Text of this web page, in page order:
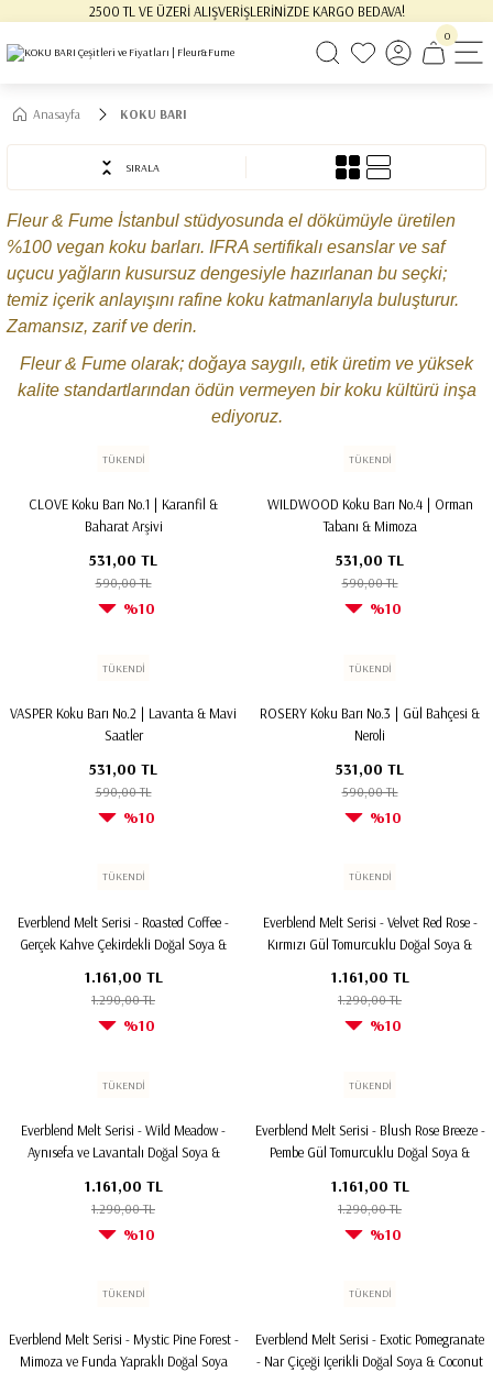
2500 TL VE ÜZERİ ALIŞVERİŞLERİNİZDE KARGO BEDAVA!
0
Anasayfa KOKU BARI
SIRALA
Fleur & Fume İstanbul stüdyosunda el dökümüyle üretilen
%100 vegan koku barları. IFRA sertifikalı esanslar ve saf
uçucu yağların kusursuz dengesiyle hazırlanan bu seçki;
temiz içerik anlayışını rafine koku katmanlarıyla buluşturur.
Zamansız, zarif ve derin.
Fleur & Fume olarak; doğaya saygılı, etik üretim ve yüksek
kalite standartlarından ödün vermeyen bir koku kültürü inşa
ediyoruz.
TÜKENDİ
⁠CLOVE Koku Barı No.1 | Karanfil &
Baharat Arşivi
%10
531,00 TL
590,00 TL
TÜKENDİ
WILDWOOD Koku Barı No.4 | Orman
Tabanı & Mimoza
%10
531,00 TL
590,00 TL
TÜKENDİ
VASPER Koku Barı No.2 | Lavanta & Mavi
Saatler
%10
531,00 TL
590,00 TL
TÜKENDİ
⁠ROSERY Koku Barı No.3 | Gül Bahçesi &
Neroli
%10
531,00 TL
590,00 TL
TÜKENDİ
Everblend Melt Serisi - Roasted Coffee -
Gerçek Kahve Çekirdekli Doğal Soya &
%10
1.161,00 TL
1.290,00 TL
TÜKENDİ
Everblend Melt Serisi - Velvet Red Rose -
Kırmızı Gül Tomurcuklu Doğal Soya &
%10
1.161,00 TL
1.290,00 TL
TÜKENDİ
Everblend Melt Serisi - Wild Meadow -
Aynısefa ve Lavantalı Doğal Soya &
%10
1.161,00 TL
1.290,00 TL
TÜKENDİ
Everblend Melt Serisi - Blush Rose Breeze -
Pembe Gül Tomurcuklu Doğal Soya &
%10
1.161,00 TL
1.290,00 TL
TÜKENDİ
Everblend Melt Serisi - Mystic Pine Forest -
Mimoza ve Funda Yapraklı Doğal Soya
TÜKENDİ
Everblend Melt Serisi - Exotic Pomegranate
- Nar Çiçeği Içerikli Doğal Soya & Coconut